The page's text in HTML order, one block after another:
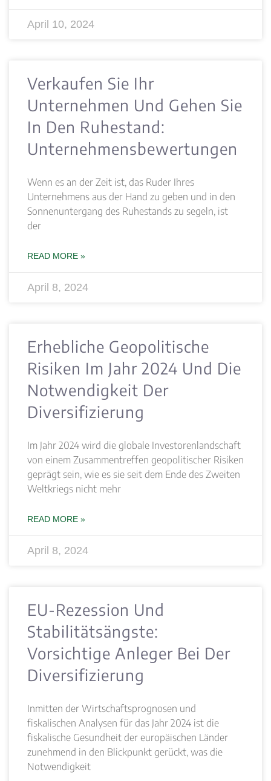
April 10, 2024
Verkaufen Sie Ihr
Unternehmen Und Gehen Sie
In Den Ruhestand:
Unternehmensbewertungen
Wenn es an der Zeit ist, das Ruder Ihres
Unternehmens aus der Hand zu geben und in den
Sonnenuntergang des Ruhestands zu segeln, ist
der
READ MORE »
April 8, 2024
Erhebliche Geopolitische
Risiken Im Jahr 2024 Und Die
Notwendigkeit Der
Diversifizierung
Im Jahr 2024 wird die globale Investorenlandschaft
von einem Zusammentreffen geopolitischer Risiken
geprägt sein, wie es sie seit dem Ende des Zweiten
Weltkriegs nicht mehr
READ MORE »
April 8, 2024
EU-Rezession Und
Stabilitätsängste:
Vorsichtige Anleger Bei Der
Diversifizierung
Inmitten der Wirtschaftsprognosen und
fiskalischen Analysen für das Jahr 2024 ist die
fiskalische Gesundheit der europäischen Länder
zunehmend in den Blickpunkt gerückt, was die
Notwendigkeit